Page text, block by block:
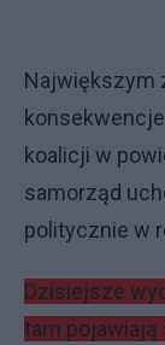
Największym
koalicji w
samorząd
politycznie w
Dzisiejsze
tam pojawiają